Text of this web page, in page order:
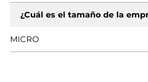
¿Cuál es el tamaño de la
MICRO